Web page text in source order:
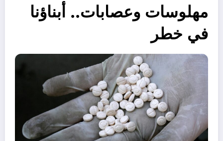
مهلوسات وعصابات.. أبناؤنا
في خطر